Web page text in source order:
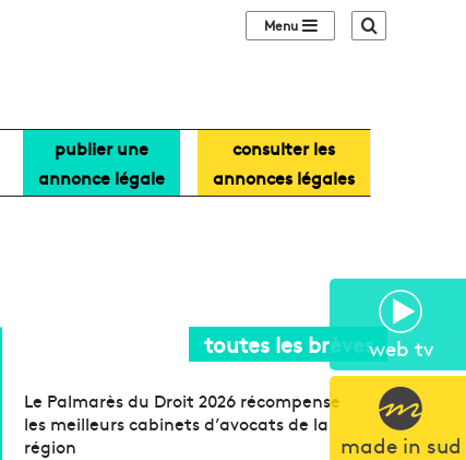
web tv
made in sud
Sidebar (barre
publier une
annonce légale
consulter les
annonces légales
toutes les brèves
Le Palmarès du Droit 2026 récompense
les meilleurs cabinets d’avocats de la
région